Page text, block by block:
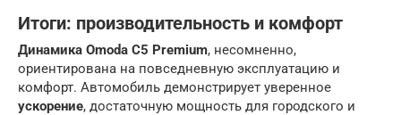
Итоги: производительность и комфорт
Динамика Omoda C5 Premium, несомненно,
ориентирована на повседневную эксплуатацию и
комфорт. Автомобиль демонстрирует уверенное
ускорение, достаточную мощность для городского и